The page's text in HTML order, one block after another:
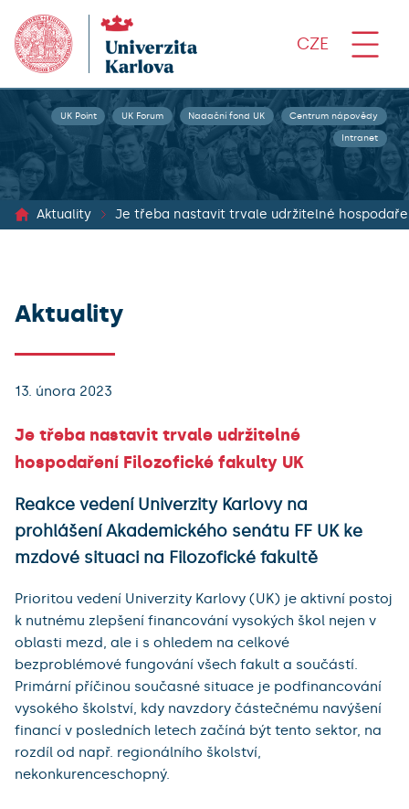
CZE
UK Point UK Forum Nadační fond UK Centrum nápovědy
Intranet
Aktuality Je třeba nastavit trvale udržitelné
Aktuality
13. února 2023
Je třeba nastavit trvale udržitelné
hospodaření Filozofické fakulty UK
Reakce vedení Univerzity Karlovy na
prohlášení Akademického senátu FF UK ke
mzdové situaci na Filozofické fakultě
Prioritou vedení Univerzity Karlovy (UK) je aktivní postoj
k nutnému zlepšení financování vysokých škol nejen v
oblasti mezd, ale i s ohledem na celkové
bezproblémové fungování všech fakult a součástí.
Primární příčinou současné situace je podfinancování
vysokého školství, kdy navzdory částečnému navýšení
financí v posledních letech začíná být tento sektor, na
rozdíl od např. regionálního školství,
nekonkurenceschopný.